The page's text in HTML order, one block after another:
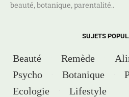
beauté, botanique, parentalité..
SUJETS
Beauté Remède
Psycho
Botanique
Ecologie
Lifestyle